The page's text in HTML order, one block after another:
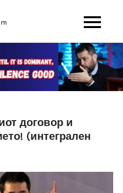
договор и
(интегрален